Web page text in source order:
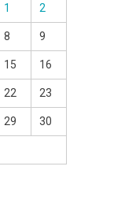
1 2
8 9
15 16
22 23
29 30